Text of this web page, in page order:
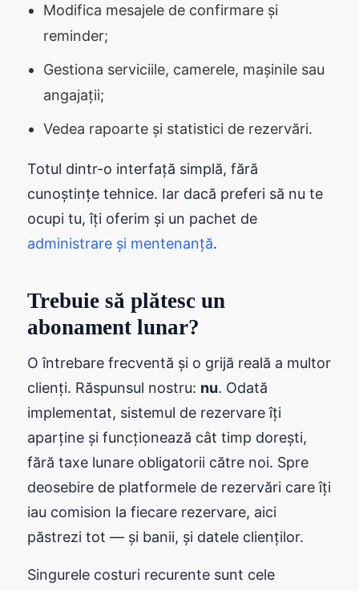
Modifica mesajele de confirmare și
reminder;
Gestiona serviciile, camerele, mașinile sau
angajații;
Vedea rapoarte și statistici de rezervări.
Totul dintr-o interfață simplă, fără
cunoștințe tehnice. Iar dacă preferi să nu te
ocupi tu, îți oferim și un pachet de
administrare și mentenanță.
Trebuie să plătesc un
abonament lunar?
O întrebare frecventă și o grijă reală a multor
clienți. Răspunsul nostru: nu. Odată
implementat, sistemul de rezervare îți
aparține și funcționează cât timp dorești,
fără taxe lunare obligatorii către noi. Spre
deosebire de platformele de rezervări care îți
iau comision la fiecare rezervare, aici
păstrezi tot — și banii, și datele clienților.
Singurele costuri recurente sunt cele